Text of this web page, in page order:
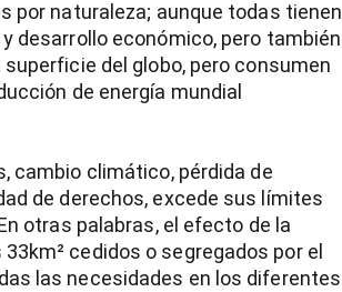
por naturaleza; aunque todas tienen
desarrollo económico, pero también
del globo, pero consumen
de energía mundial
cambio climático, pérdida de
de derechos, excede sus límites
otras palabras, el efecto de la
cedidos o segregados por el
las necesidades en los diferentes